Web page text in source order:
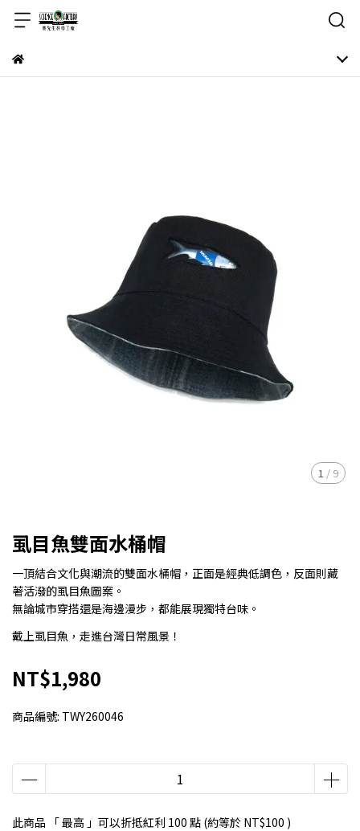
1 / 9
虱目魚雙面水桶帽
一頂結合文化與潮流的雙面水桶帽，正面是經典低調色，反面則藏
著活潑的虱目魚圖案。
無論城市穿搭還是海邊漫步，都能展現獨特台味。
戴上虱目魚，走進台灣日常風景！
NT$1,980
商品編號: TWY260046
此商品 「 最高 」可以折抵紅利 100 點 (約等於 NT$100 )